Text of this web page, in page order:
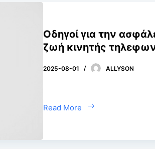
Οδηγοί για την
ζωή κινητής
2025-08-01 ALLYSON
Read More